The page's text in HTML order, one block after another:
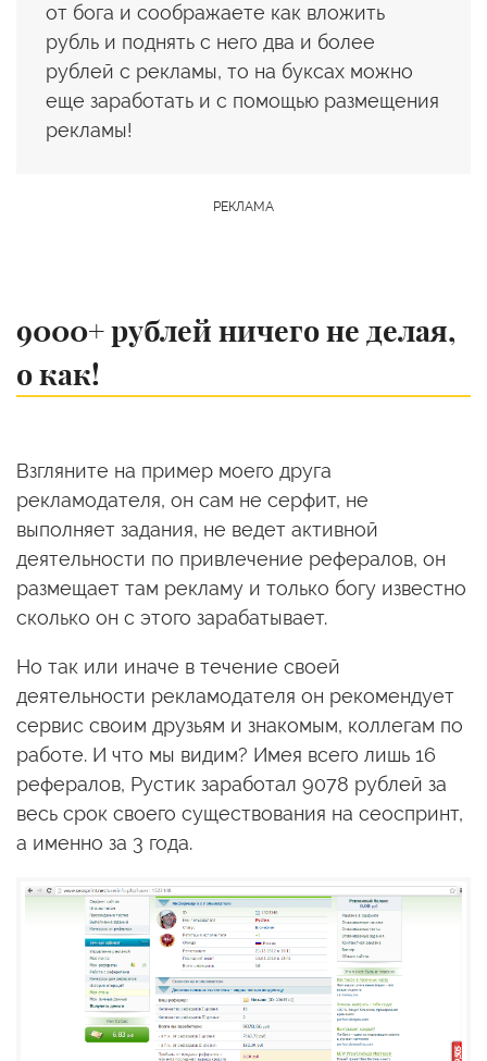
от бога и соображаете как вложить
рубль и поднять с него два и более
рублей с рекламы, то на буксах можно
еще заработать и с помощью размещения
рекламы!
9000+ рублей ничего не делая,
о как!
Взгляните на пример моего друга
рекламодателя, он сам не серфит, не
выполняет задания, не ведет активной
деятельности по привлечение рефералов, он
размещает там рекламу и только богу известно
сколько он с этого зарабатывает.
Но так или иначе в течение своей
деятельности рекламодателя он рекомендует
сервис своим друзьям и знакомым, коллегам по
работе. И что мы видим? Имея всего лишь 16
рефералов, Рустик заработал 9078 рублей за
весь срок своего существования на сеоспринт,
а именно за 3 года.